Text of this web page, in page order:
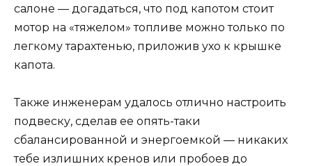
салоне — догадаться, что под капотом стоит
мотор на «тяжелом» топливе можно только по
легкому тарахтенью, приложив ухо к крышке
капота.
Также инженерам удалось отлично настроить
подвеску, сделав ее опять-таки
сбалансированной и энергоемкой — никаких
тебе излишних кренов или пробоев до